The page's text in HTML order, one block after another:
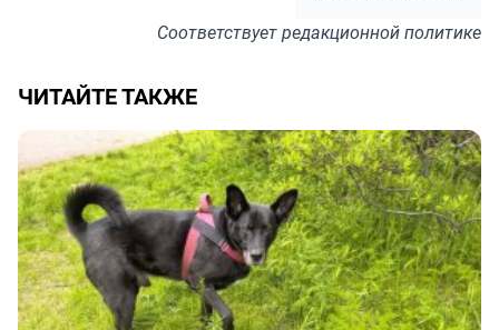
Соответствуетредакционной политике
ЧИТАЙТЕ ТАКЖЕ